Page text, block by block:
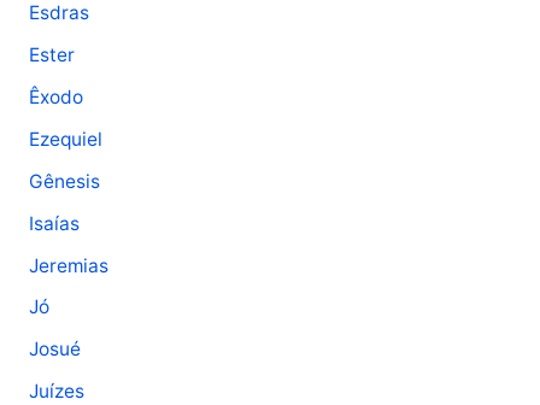
Esdras
Ester
Êxodo
Ezequiel
Gênesis
Isaías
Jeremias
Jó
Josué
Juízes